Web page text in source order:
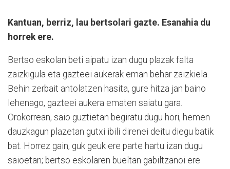
Kantuan, berriz, lau bertsolari gazte. Esanahia du
horrek ere.
Bertso eskolan beti aipatu izan dugu plazak falta
zaizkigula eta gazteei aukerak eman behar zaizkiela.
Behin zerbait antolatzen hasita, gure hitza jan baino
lehenago, gazteei aukera ematen saiatu gara.
Orokorrean, saio guztietan begiratu dugu hori, hemen
dauzkagun plazetan gutxi ibili direnei deitu diegu batik
bat. Horrez gain, guk geuk ere parte hartu izan dugu
saioetan; bertso eskolaren bueltan gabiltzanoi ere